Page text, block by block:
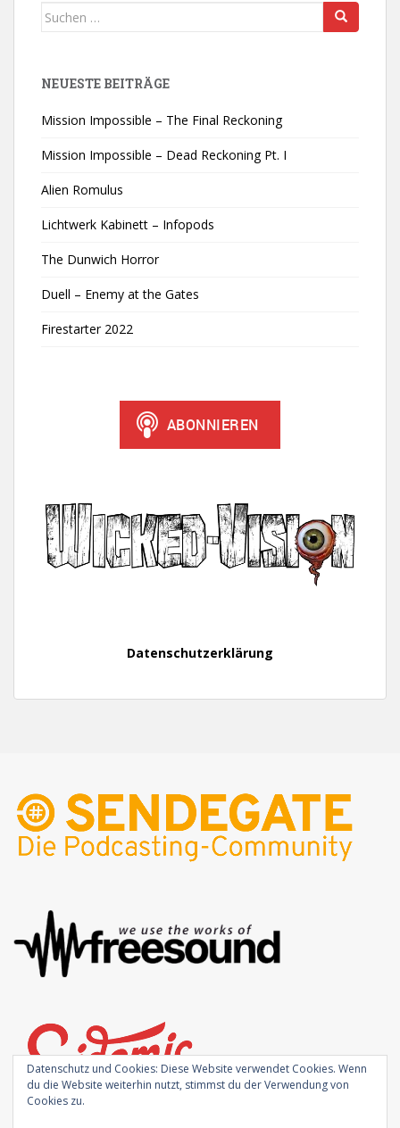
Suchen
NEUESTE BEITRÄGE
Mission Impossible – The Final Reckoning
Mission Impossible – Dead Reckoning Pt. I
Alien Romulus
Lichtwerk Kabinett – Infopods
The Dunwich Horror
Duell – Enemy at the Gates
Firestarter 2022
Datenschutzerklärung
Datenschutz und Cookies: Diese Website verwendet Cookies. Wenn
du die Website weiterhin nutzt, stimmst du der Verwendung von
Cookies zu.